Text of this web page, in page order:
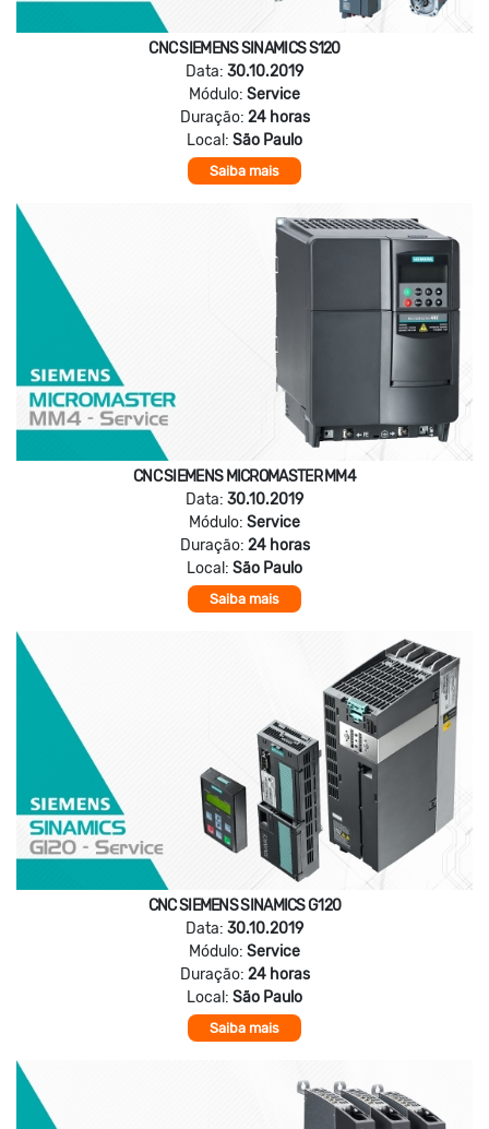
CNC SIEMENS SINAMICS S120
Data: 30.10.2019
Módulo: Service
Duração: 24 horas
Local: São Paulo
Saiba mais
CNC SIEMENS MICROMASTER MM4
Data: 30.10.2019
Módulo: Service
Duração: 24 horas
Local: São Paulo
Saiba mais
CNC SIEMENS SINAMICS G120
Data: 30.10.2019
Módulo: Service
Duração: 24 horas
Local: São Paulo
Saiba mais